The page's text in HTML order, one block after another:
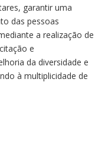
garantir uma
das pessoas
a realização de
e
da diversidade e
à multiplicidade de